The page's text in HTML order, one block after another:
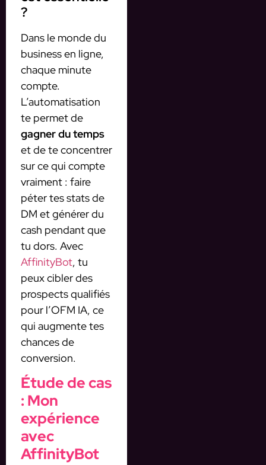
?
Dans le monde du
business en ligne,
chaque minute
compte.
L’automatisation
te permet de
gagner du temps
et de te concentrer
sur ce qui compte
vraiment : faire
péter tes stats de
DM et générer du
cash pendant que
tu dors. Avec
AffinityBot, tu
peux cibler des
prospects qualifiés
pour l’OFM IA, ce
qui augmente tes
chances de
conversion.
Étude de cas
: Mon
expérience
avec
AffinityBot